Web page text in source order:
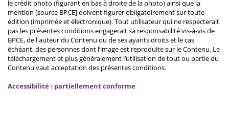
le crédit photo (figurant en bas à droite de la photo) ainsi que la
mention [source BPCE] doivent figurer obligatoirement sur toute
édition (imprimée et électronique). Tout utilisateur qui ne respecterait
pas les présentes conditions engagerait sa responsabilité vis-à-vis de
BPCE, de l'auteur du Contenu ou de ses ayants droits et le cas
échéant, des personnes dont l’image est reproduite sur le Contenu. Le
téléchargement et plus généralement l’utilisation de tout ou partie du
Contenu vaut acceptation des présentes conditions.
Accessibilité : partiellement conforme